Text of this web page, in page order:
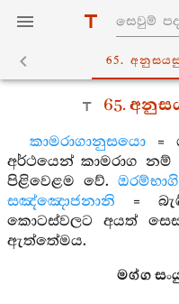
65.
65.
කාමරාගානුසයො=
අර්ථයෙන් කාමරාග
පිළිවෙළම වේ.
සඤ්ඤොජනානි =
කොටස්වලට අයත්
ඇත්තේමය.
මග්ග